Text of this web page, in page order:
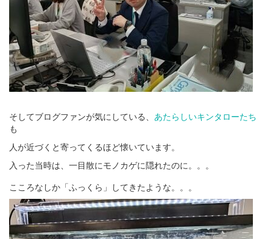
そしてブログファンが気にしている、 あたらしいキンタローたち
も
人が近づくと寄ってくるほど懐いています。
入った当時は、一目散にモノカゲに隠れたのに。。。
こころなしか「ふっくら」してきたような。。。